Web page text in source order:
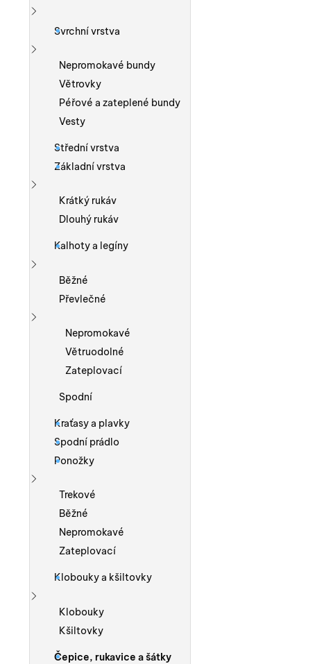
Zobrazit více
Svrchní vrstva
Zobrazit více
Nepromokavé bundy
Větrovky
Péřové a zateplené bundy
Vesty
Střední vrstva
Základní vrstva
Zobrazit více
Krátký rukáv
Dlouhý rukáv
Kalhoty a legíny
Zobrazit více
Běžné
Převlečné
Zobrazit více
Nepromokavé
Větruodolné
Zateplovací
Spodní
Kraťasy a plavky
Spodní prádlo
Ponožky
Zobrazit více
Trekové
Běžné
Nepromokavé
Zateplovací
Klobouky a kšiltovky
Zobrazit více
Klobouky
Kšiltovky
Čepice, rukavice a šátky